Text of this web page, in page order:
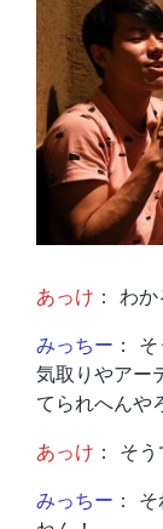
あっけ ： わか
みっちー ：
気取りやアー
てられへんや
あっけ ： そ
みっちー ：